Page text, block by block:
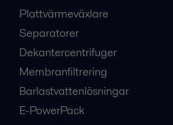
Plattvärmeväxlare
Separatorer
Dekantercentrifuger
Membranfiltrering
Barlastvattenlösningar
E-PowerPack